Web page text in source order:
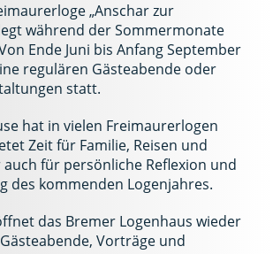
„Anschar zur
während der Sommermonate
Ende Juni bis Anfang September
regulären Gästeabende oder
statt.
hat in vielen Freimaurerlogen
Zeit für Familie, Reisen und
auch für persönliche Reflexion und
des kommenden Logenjahres.
das Bremer Logenhaus wieder
Vorträge und